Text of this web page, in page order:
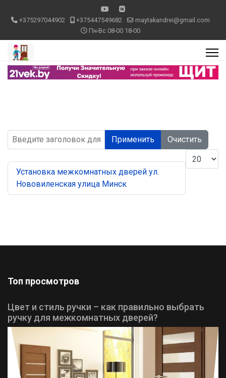
+375297044902 +375447549682
maytakandrei@gmail.com
Пн-Вс 08-00 18-00
Введите заголовок для поиска...Применить
Очистить
Кол-во
Установка межкомнатных дверей ул.
Нововиленская улица Минск
Топ просмотров
Цвет и стиль ручки – как правильно выбрать
ручку для межкомнатных дверей?